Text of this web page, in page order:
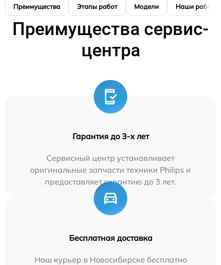
Преимущества Этапы работ Модели Наши работы
Преимущества сервис-
центра
Гарантия до 3-х лет
Сервисный центр устанавливает
оригинальные запчасти техники Philips и
предоставляет гарантию до 3 лет.
Бесплатная доставка
Наш курьер в Новосибирске бесплатно